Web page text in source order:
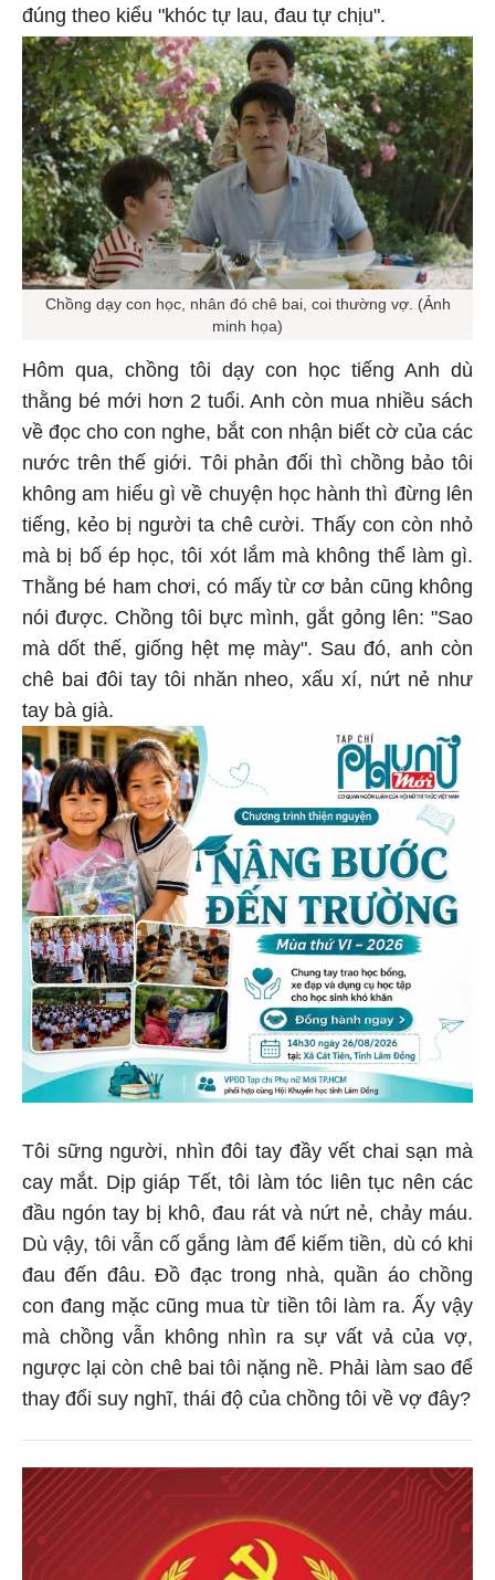
đúng theo kiểu "khóc tự lau, đau tự chịu".
Chồng dạy con học, nhân đó chê bai, coi thường vợ. (Ảnh
minh họa)
Hôm qua, chồng tôi dạy con học tiếng Anh dù
thằng bé mới hơn 2 tuổi. Anh còn mua nhiều sách
về đọc cho con nghe, bắt con nhận biết cờ của các
nước trên thế giới. Tôi phản đối thì chồng bảo tôi
không am hiểu gì về chuyện học hành thì đừng lên
tiếng, kẻo bị người ta chê cười. Thấy con còn nhỏ
mà bị bố ép học, tôi xót lắm mà không thể làm gì.
Thằng bé ham chơi, có mấy từ cơ bản cũng không
nói được. Chồng tôi bực mình, gắt gỏng lên: "Sao
mà dốt thế, giống hệt mẹ mày". Sau đó, anh còn
chê bai đôi tay tôi nhăn nheo, xấu xí, nứt nẻ như
tay bà già.
Tôi sững người, nhìn đôi tay đầy vết chai sạn mà
cay mắt. Dịp giáp Tết, tôi làm tóc liên tục nên các
đầu ngón tay bị khô, đau rát và nứt nẻ, chảy máu.
Dù vậy, tôi vẫn cố gắng làm để kiếm tiền, dù có khi
đau đến đâu. Đồ đạc trong nhà, quần áo chồng
con đang mặc cũng mua từ tiền tôi làm ra. Ấy vậy
mà chồng vẫn không nhìn ra sự vất vả của vợ,
ngược lại còn chê bai tôi nặng nề. Phải làm sao để
thay đổi suy nghĩ, thái độ của chồng tôi về vợ đây?